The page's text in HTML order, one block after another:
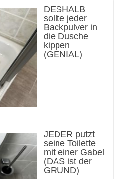
DESHALB
sollte jeder
Backpulver in
die Dusche
kippen
(GENIAL)
JEDER putzt
seine Toilette
mit einer Gabel
(DAS ist der
GRUND)